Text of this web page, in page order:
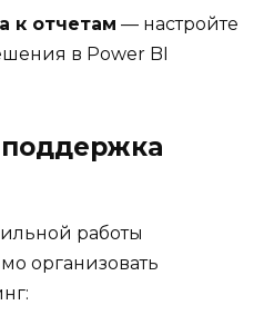
к отчетам — настройте
в Power BI
работы
организовать